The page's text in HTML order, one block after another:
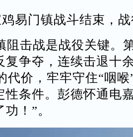
易门镇战斗结束，
击战‌是战役关键。
复争夺，连续击退十
代价，牢牢守住“咽
性条件。彭德怀通电
！”。